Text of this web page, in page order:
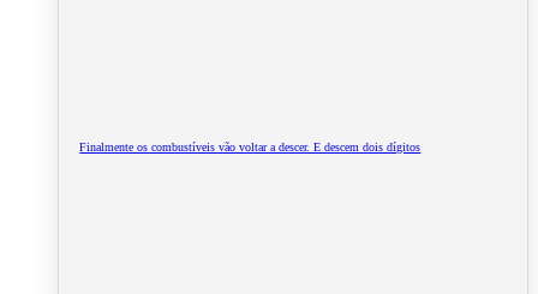
Finalmente os combustíveis vão voltar a descer. E descem dois dígitos